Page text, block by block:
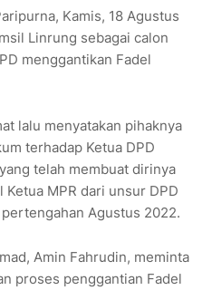
Kamis, 18 Agustus
Linrung sebagai calon
menggantikan Fadel
lalu menyatakan pihaknya
terhadap Ketua DPD
telah membuat dirinya
MPR dari unsur DPD
Agustus 2022.
Amin Fahrudin, meminta
proses penggantian Fadel